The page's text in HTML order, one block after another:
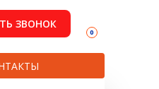
ЗВОНОК
0